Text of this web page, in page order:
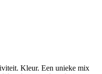
Kleur. Een unieke mix